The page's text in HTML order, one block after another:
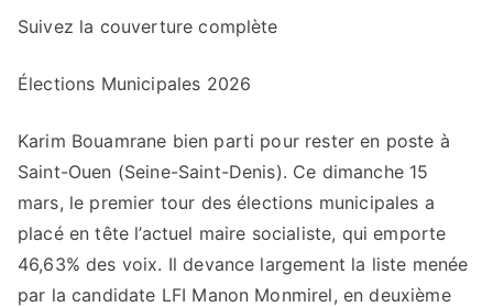
Suivez la couverture complète
Élections Municipales 2026
Karim Bouamrane bien parti pour rester en poste à
Saint-Ouen (Seine-Saint-Denis). Ce dimanche 15
mars, le premier tour des élections municipales a
placé en tête l’actuel maire socialiste, qui emporte
46,63% des voix. Il devance largement la liste menée
par la candidate LFI Manon Monmirel, en deuxième